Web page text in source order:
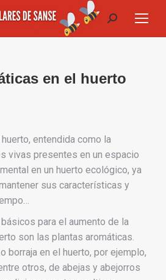
Buscar:
en el huerto
entendida como la
vivas presentes en un espacio
en un huerto ecológico, ya
sus características y
para el aumento de la
son las plantas aromáticas.
borraja en el huerto, por ejemplo,
otros, de abejas y abejorros